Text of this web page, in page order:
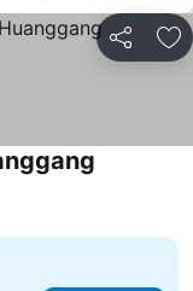
分享 放